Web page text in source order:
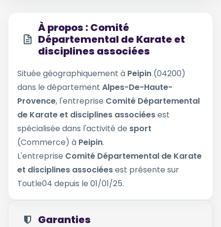
À propos : Comité
Départemental de Karate et
disciplines associées
Située géographiquement à Peipin (04200)
dans le département Alpes-De-Haute-
Provence, l'entreprise Comité Départemental
de Karate et disciplines associéesest
spécialisée dans l'activité de sport
(Commerce) à Peipin.
L'entreprise Comité Départemental de Karate
et disciplines associéesest présente sur
Toutle04 depuis le 01/01/25.
Garanties